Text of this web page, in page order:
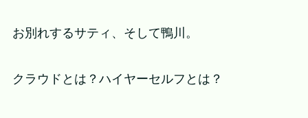
お別れするサティ、そして鴨川。
クラウドとは？ハイヤーセルフとは？